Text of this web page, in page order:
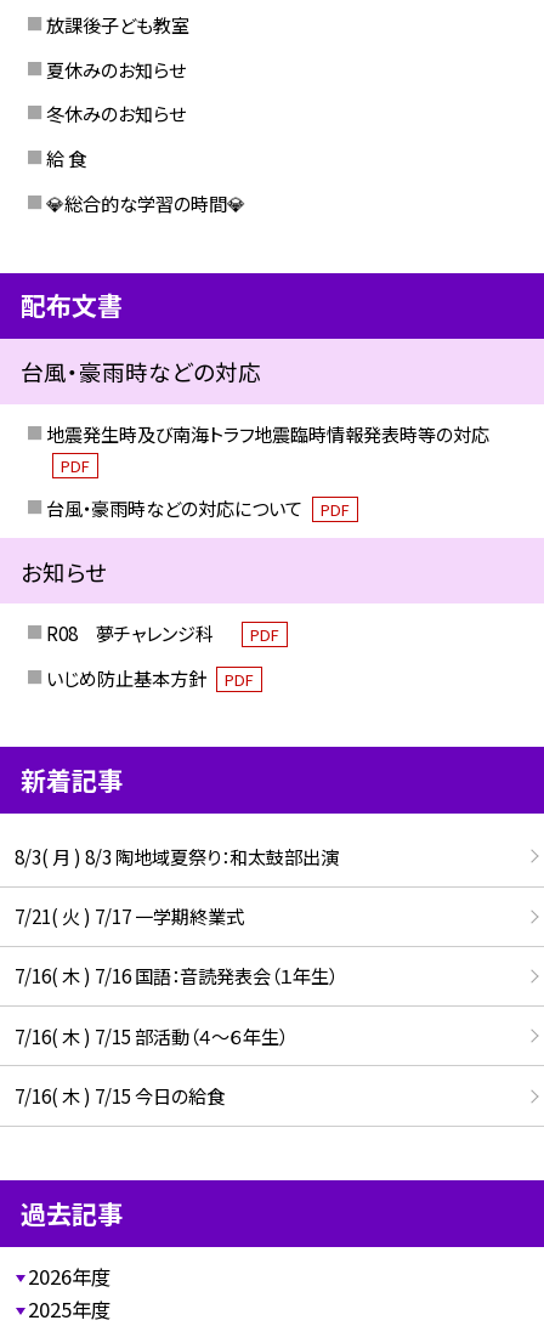
放課後子ども教室
夏休みのお知らせ
冬休みのお知らせ
給 食
💎総合的な学習の時間💎
配布文書
台風・豪雨時などの対応
地震発生時及び南海トラフ地震臨時情報発表時等の対応
PDF
台風・豪雨時などの対応について PDF
お知らせ
R08 夢チャレンジ科 PDF
いじめ防止基本方針 PDF
新着記事
8/3( 月 ) 8/3 陶地域夏祭り：和太鼓部出演
7/21( 火 ) 7/17 一学期終業式
7/16( 木 ) 7/16 国語：音読発表会（１年生）
7/16( 木 ) 7/15 部活動（４～６年生）
7/16( 木 ) 7/15 今日の給食
過去記事
2026年度
2025年度